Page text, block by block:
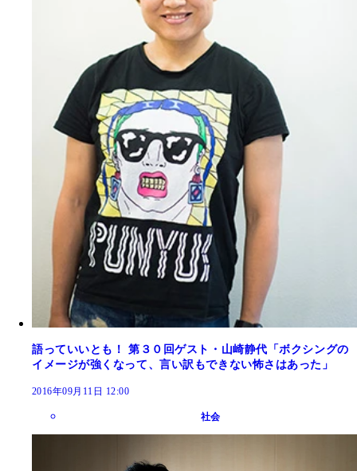
語っていいとも！ 第３０回ゲスト・山崎静代「ボクシングの
イメージが強くなって、言い訳もできない怖さはあった」
2016年09月11日 12:00
社会